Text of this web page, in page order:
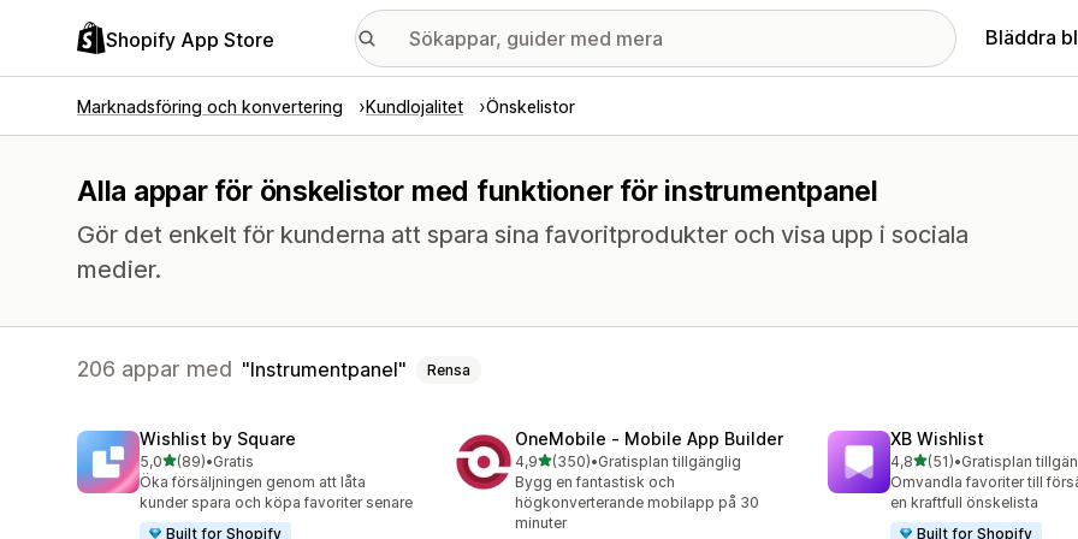
Shopify App Store Bläddra
Marknadsföring och konvertering Kundlojalitet Önskelistor
Alla appar för önskelistor med funktioner för instrumentpanel
Gör det enkelt för kunderna att spara sina favoritprodukter och visa upp i sociala
medier.
206 appar med Instrumentpanel Rensa
Wishlist by Square
5,0av 5 stjärnor
(89)
89 recensioner totalt
•Gratis
Öka försäljningen genom att låta
kunder spara och köpa favoriter senare
Built for Shopify
OneMobile ‑ Mobile App Builder
4,9av 5 stjärnor
(350)
350 recensioner totalt
•Gratisplan tillgänglig
Bygg en fantastisk och
högkonverterande mobilapp på 30
minuter
XB Wishlist
4,8av 5 stjärnor
(51)
51 recensioner totalt
•Gratisplan
Omvandla favoriter till
en kraftfull önskelista
Built for Shopify